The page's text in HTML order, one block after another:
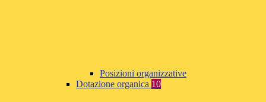
Posizioni organizzative
Dotazione organica 10